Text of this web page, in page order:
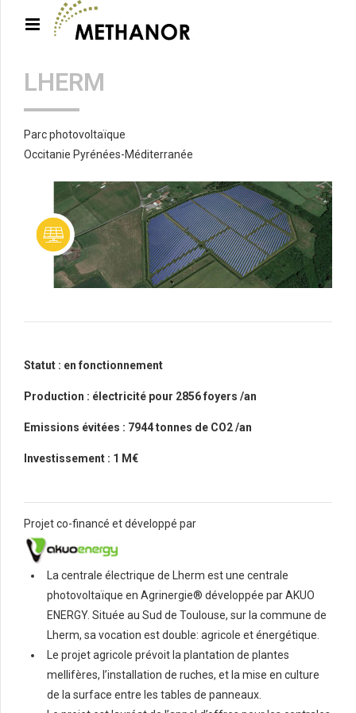
LHERM
Parc photovoltaïque
Occitanie Pyrénées-Méditerranée
Statut : en fonctionnement
Production : électricité pour 2856 foyers /an
Emissions évitées : 7944 tonnes de CO2 /an
Investissement : 1 M€
Projet co-financé et développé par
La centrale électrique de Lherm est une centrale
photovoltaïque en Agrinergie® développée par AKUO
ENERGY. Située au Sud de Toulouse, sur la commune de
Lherm, sa vocation est double: agricole et énergétique.
Le projet agricole prévoit la plantation de plantes
mellifères, l’installation de ruches, et la mise en culture
de la surface entre les tables de panneaux.